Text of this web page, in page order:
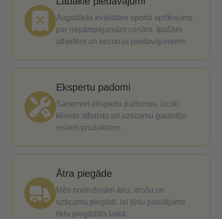
Augstākās kvalitātes sporta aprīkojums
par nepārspējamām cenām, īpašām
atlaidēm un sezonas piedāvājumiem.
Ekspertu padomi
Saņemiet ekspertu padomus, izcilu
klientu atbalstu un uzticamu garantiju
visiem produktiem.
Ātra piegāde
Mēs nodrošinām ātru, drošu un
uzticamu piegādi, lai jūsu pasūtījums
tiktu piegādāts laikā.